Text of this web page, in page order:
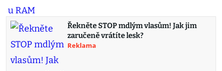
Řekněte STOP mdlým vlasům! Jak jim
zaručeně vrátíte lesk?
Reklama